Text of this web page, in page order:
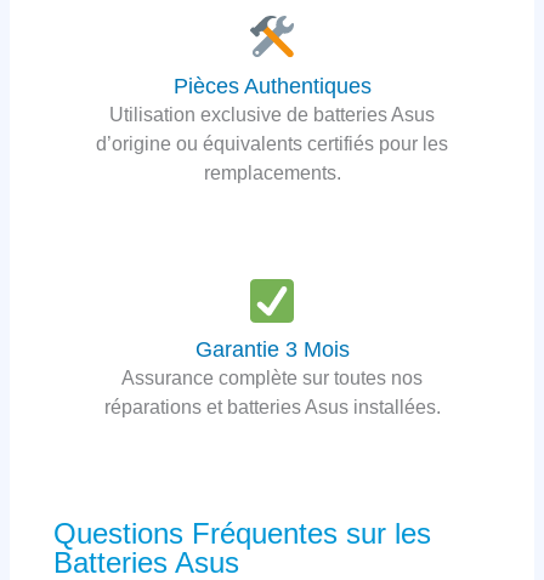
Pièces Authentiques
Utilisation exclusive de batteries Asus
d’origine ou équivalents certifiés pour les
remplacements.
Garantie 3 Mois
Assurance complète sur toutes nos
réparations et batteries Asus installées.
Questions Fréquentes sur les
Batteries Asus